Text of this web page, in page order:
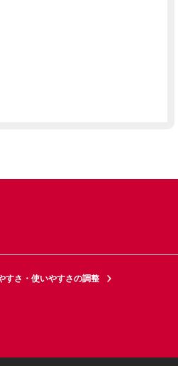
すさ・使いやすさの調整